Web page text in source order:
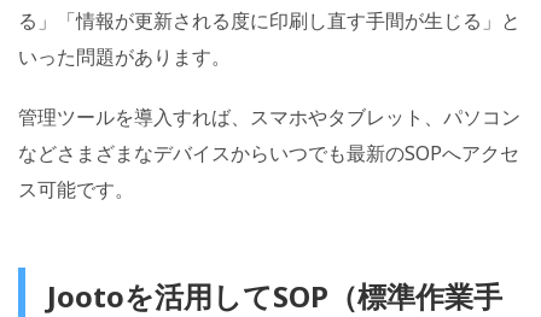
る」「情報が更新される度に印刷し直す手間が生じる」と
いった問題があります。
管理ツールを導入すれば、スマホやタブレット、パソコン
などさまざまなデバイスからいつでも最新のSOPへアクセ
ス可能です。
Jootoを活用してSOP（標準作業手